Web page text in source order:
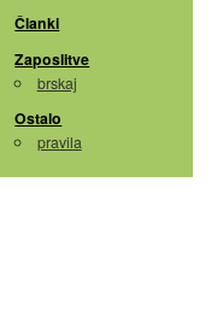
Članki
Zaposlitve
brskaj
Ostalo
pravila